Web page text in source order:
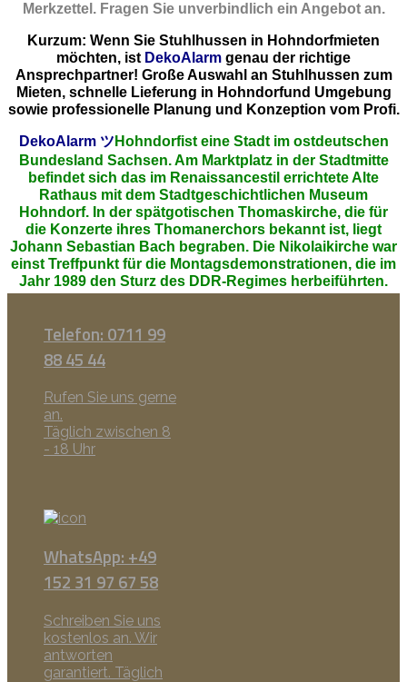
Merkzettel. Fragen Sie unverbindlich ein Angebot an.
Kurzum: Wenn Sie Stuhlhussen in Hohndorfmieten
möchten, ist DekoAlarm genau der richtige
Ansprechpartner! Große Auswahl an Stuhlhussen zum
Mieten, schnelle Lieferung in Hohndorfund Umgebung
sowie professionelle Planung und Konzeption vom Profi.
DekoAlarm ツ Hohndorfist eine Stadt im ostdeutschen
Bundesland Sachsen. Am Marktplatz in der Stadtmitte
befindet sich das im Renaissancestil errichtete Alte
Rathaus mit dem Stadtgeschichtlichen Museum
Hohndorf. In der spätgotischen Thomaskirche, die für
die Konzerte ihres Thomanerchors bekannt ist, liegt
Johann Sebastian Bach begraben. Die Nikolaikirche war
einst Treffpunkt für die Montagsdemonstrationen, die im
Jahr 1989 den Sturz des DDR-Regimes herbeiführten.
Telefon: 0711 99
88 45 44
Rufen Sie uns gerne
an.
Täglich zwischen 8
- 18 Uhr
WhatsApp: +49
152 31 97 67 58
Schreiben Sie uns
kostenlos an. Wir
antworten
garantiert. Täglich